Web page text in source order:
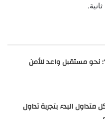
نحو مستقبل واعد للأمن
البدء بتجربة تداول